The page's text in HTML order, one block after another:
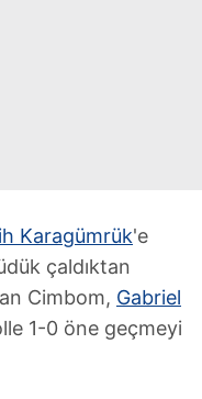
Karagümrük'e
çaldıktan
Cimbom, Gabriel
1-0 öne geçmeyi